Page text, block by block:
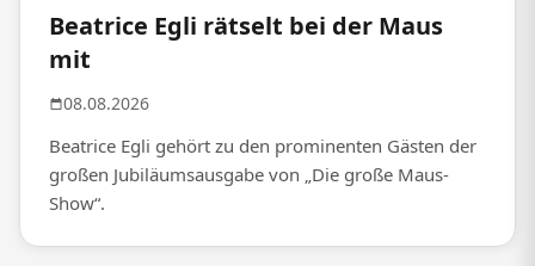
Beatrice Egli rätselt bei der Maus
mit
08.08.2026
Beatrice Egli gehört zu den prominenten Gästen der
großen Jubiläumsausgabe von „Die große Maus-
Show“.